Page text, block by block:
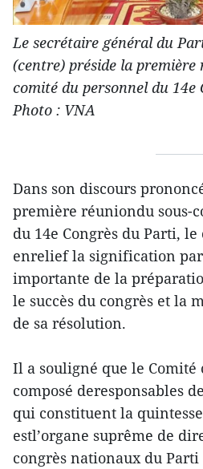
Le secrétaire général du
(centre) préside la première
comité du personnel du 14e
Photo : VNA
Dans son discours
première réuniondu sous-
du 14e Congrès du Parti,
enrelief la signification
importante de la
le succès du congrès et la
de sa résolution.
Il a souligné que le
composé deresponsables
qui constituent la
estl’organe suprême de
congrès nationaux du